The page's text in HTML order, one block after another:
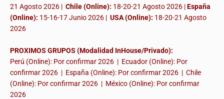
21 Agosto 2026 | Chile (Online): 18-20-21 Agosto 2026 |España
(Online): 15-16-17 Junio 2026 | USA (Online): 18-20-21 Agosto
2026
PROXIMOS GRUPOS (Modalidad InHouse/Privado):
Perú (Online): Por confirmar 2026 | Ecuador (Online): Por
confirmar 2026 | España (Online): Por confirmar 2026 | Chile
(Online): Por confirmar 2026 | México (Online): Por confirmar
2026